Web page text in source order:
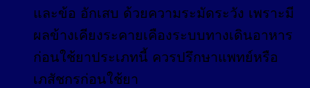
และข้อ อักเสบ ด้วยความระมัดระวัง เพราะมี
ผลข้างเคียงระคายเคืองระบบทางเดินอาหาร
ก่อนใช้ยาประเภทนี้ ควรปรึกษาแพทย์หรือ
เภสัชกรก่อนใช้ยา